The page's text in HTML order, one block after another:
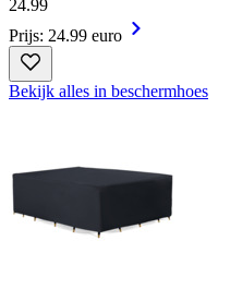
24.99
Prijs: 24.99 euro
Bekijk alles in beschermhoes